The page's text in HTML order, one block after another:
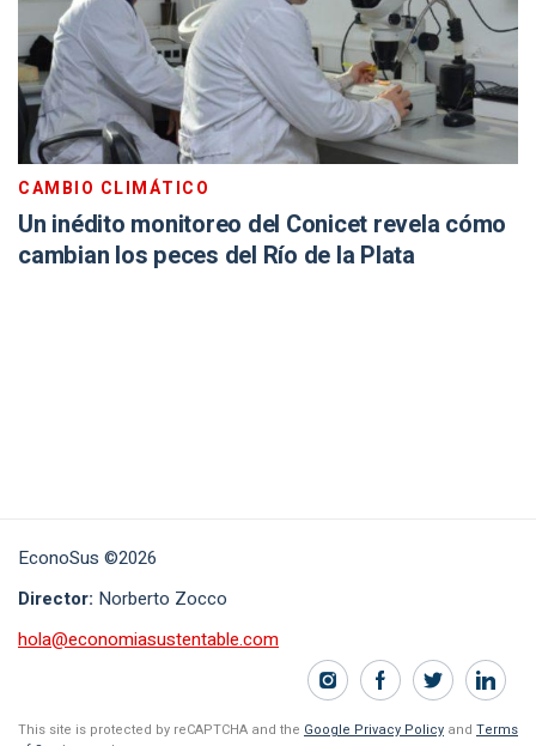
CAMBIO CLIMÁTICO
Un inédito monitoreo del Conicet revela cómo
cambian los peces del Río de la Plata
EconoSus ©2026
Director: Norberto Zocco
hola@economiasustentable.com
This site is protected by reCAPTCHA and the Google Privacy Policy and Terms